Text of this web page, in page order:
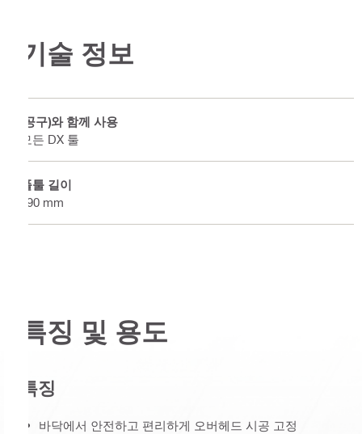
기술 정보
(공구)와 함께 사용
모든 DX 툴
폴툴 길이
490 mm
특징 및 용도
특징
바닥에서 안전하고 편리하게 오버헤드 시공 고정